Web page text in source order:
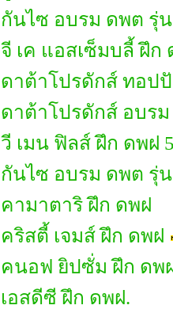
กันไซ อบรม ดพต รุ่
จี เค แอสเซ็มบลี้ ฝึก
ดาต้าโปรดักส์ ทอป
ดาต้าโปรดักส์ อบร
วี เมน ฟิลส์ ฝึก ดพฝ
กันไซ อบรม ดพต รุ่
คามาตาริ ฝึก ดพฝ
คริสตี้ เจมส์ ฝึก ดพฝ
คนอฟ ยิปซั่ม ฝึก ดพ
เอสดีซี ฝึก ดพฝ.